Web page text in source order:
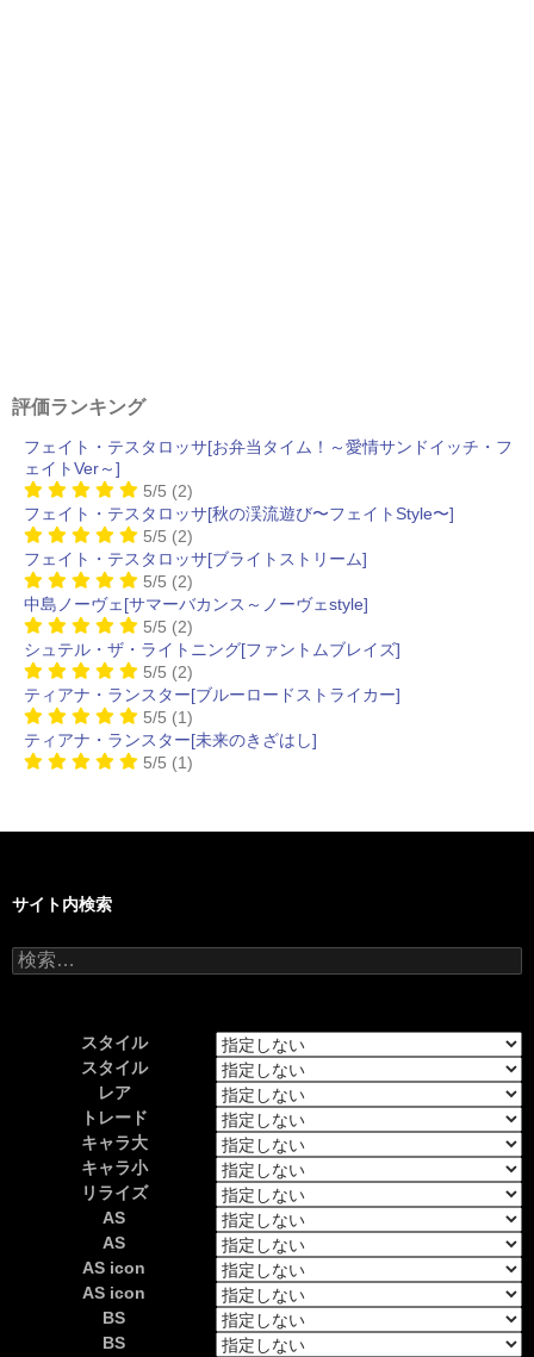
評価ランキング
フェイト・テスタロッサ[お弁当タイム！～愛情サンドイッチ・フ
ェイトVer～]
5/5 (2)
フェイト・テスタロッサ[秋の渓流遊び〜フェイトStyle〜]
5/5 (2)
フェイト・テスタロッサ[ブライトストリーム]
5/5 (2)
中島ノーヴェ[サマーバカンス～ノーヴェstyle]
5/5 (2)
シュテル・ザ・ライトニング[ファントムブレイズ]
5/5 (2)
ティアナ・ランスター[ブルーロードストライカー]
5/5 (1)
ティアナ・ランスター[未来のきざはし]
5/5 (1)
サイト内検索
検
索:
スタイル
スタイル
レア
トレード
キャラ大
キャラ小
リライズ
AS
AS
AS icon
AS icon
BS
BS